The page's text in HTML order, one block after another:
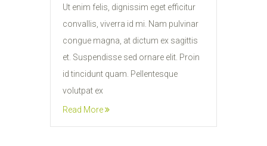
11
Ut enim felis, dignissim eget efficitur
convallis, viverra id mi. Nam pulvinar
congue magna, at dictum ex sagittis
et. Suspendisse sed ornare elit. Proin
id tincidunt quam. Pellentesque
volutpat ex
Read More